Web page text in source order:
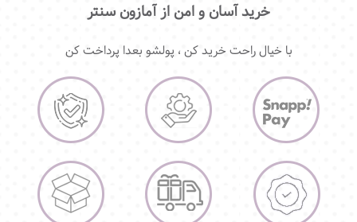
خرید آسان و امن از آمازون سنتر
با خیال راحت خرید کن ، پولشو بعدا پرداخت کن